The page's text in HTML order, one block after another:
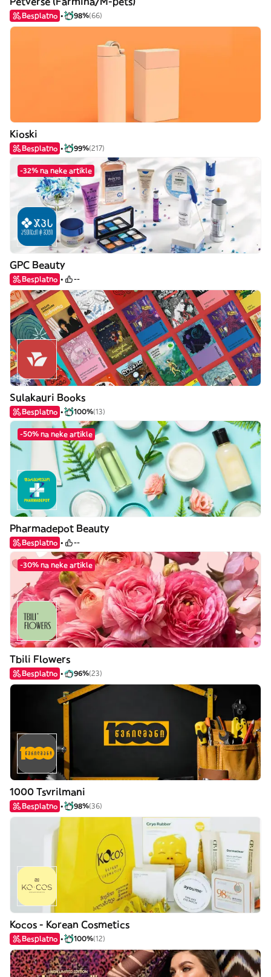
Besplatno 98%(66)
Kioski
Besplatno 99%(217)
-32% na neke artikle
GPC Beauty
Besplatno --
Sulakauri Books
Besplatno 100%(13)
-50% na neke artikle
Pharmadepot Beauty
Besplatno --
-30% na neke artikle
Tbili Flowers
Besplatno 96%(23)
1000 Tsvrilmani
Besplatno 98%(36)
Kocos - Korean Cosmetics
Besplatno 100%(12)